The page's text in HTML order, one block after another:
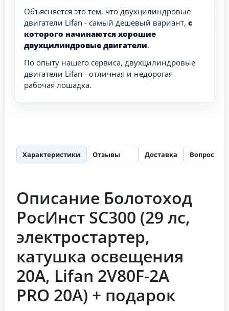
Объясняется это тем, что двухцилиндровые
двигатели Lifan - самый дешевый вариант, с
которого начинаются хорошие
двухцилиндровые двигатели.
По опыту нашего сервиса, двухцилиндровые
двигатели Lifan - отличная и недорогая
рабочая лошадка.
Характеристики Отзывы Доставка Вопросы
Описание Болотоход
РосИнст SC300 (29 лс,
электростартер,
катушка освещения
20А, Lifan 2V80F-2A
PRO 20А) + подарок